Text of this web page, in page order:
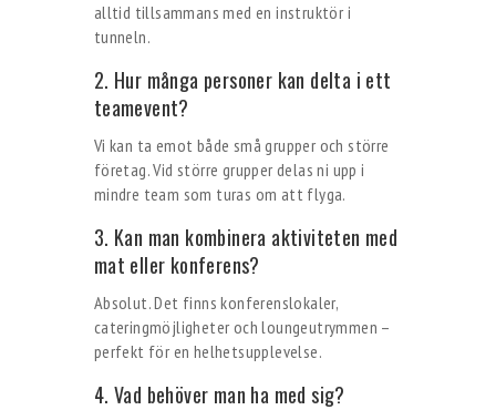
alltid tillsammans med en instruktör i
tunneln.
2. Hur många personer kan delta i ett
teamevent?
Vi kan ta emot både små grupper och större
företag. Vid större grupper delas ni upp i
mindre team som turas om att flyga.
3. Kan man kombinera aktiviteten med
mat eller konferens?
Absolut. Det finns konferenslokaler,
cateringmöjligheter och loungeutrymmen –
perfekt för en helhetsupplevelse.
4. Vad behöver man ha med sig?